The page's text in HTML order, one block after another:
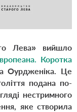
Лева» вийшло
Коротка
Оурдженіка. Це
подана по-
нестримного
яке створила